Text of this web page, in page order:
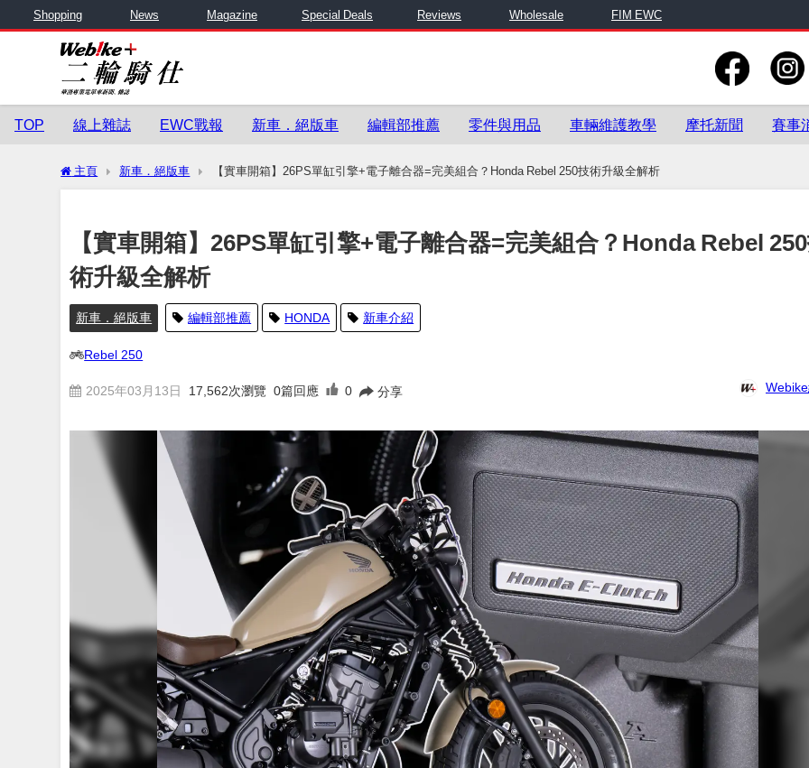
Shopping News Magazine Special Deals Reviews Wholesale FIM EWC
TOP 線上雜誌 EWC戰報 新車．絕版車 編輯部推薦 零件與用品 車輛維護教學 摩托新聞 賽事
主頁 新車．絕版車 【實車開箱】26PS單缸引擎+電子離合器=完美組合？Honda Rebel 250技術升級全解析
【實車開箱】26PS單缸引擎+電子離合器=完美組合？Honda Rebel
術升級全解析
新車．絕版車 編輯部推薦 HONDA 新車介紹
Rebel 250
2025年03月13日 17,562次瀏覽 0篇回應 0 分享